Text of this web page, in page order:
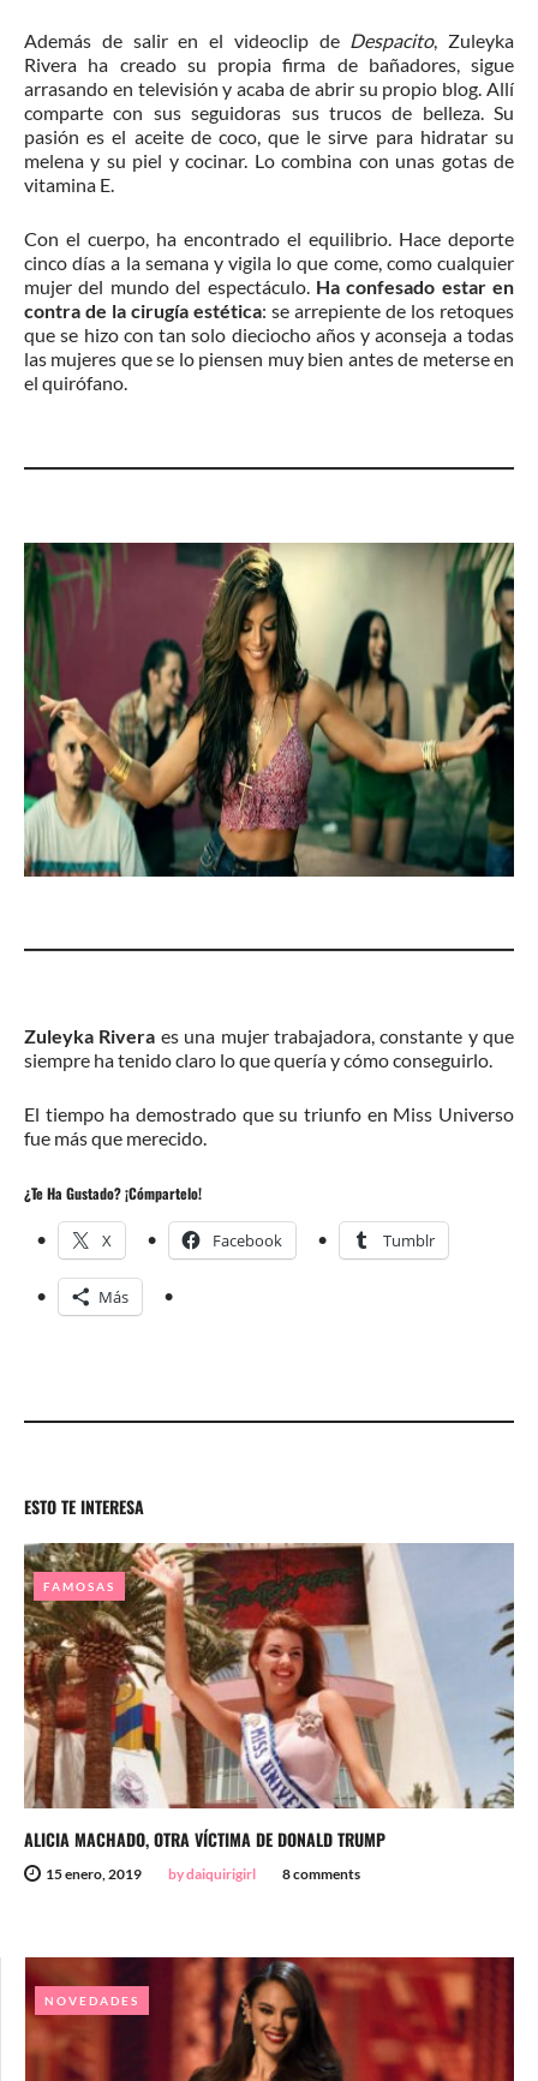
Además de salir en el videoclip de Despacito, Zuleyka
Rivera ha creado su propia firma de bañadores, sigue
arrasando en televisión y acaba de abrir su propio blog. Allí
comparte con sus seguidoras sus trucos de belleza. Su
pasión es el aceite de coco, que le sirve para hidratar su
melena y su piel y cocinar. Lo combina con unas gotas de
vitamina E.
Con el cuerpo, ha encontrado el equilibrio. Hace deporte
cinco días a la semana y vigila lo que come, como cualquier
mujer del mundo del espectáculo. Ha confesado estar en
contra de la cirugía estética: se arrepiente de los retoques
que se hizo con tan solo dieciocho años y aconseja a todas
las mujeres que se lo piensen muy bien antes de meterse en
el quirófano.
Zuleyka Rivera es una mujer trabajadora, constante y que
siempre ha tenido claro lo que quería y cómo conseguirlo.
El tiempo ha demostrado que su triunfo en Miss Universo
fue más que merecido.
¿Te Ha Gustado? ¡Cómpartelo!
X Facebook Tumblr
Más
ESTO TE INTERESA
ALICIA MACHADO, OTRA VÍCTIMA DE DONALD TRUMP
15 enero, 2019 by daiquirigirl 8 comments
FAMOSAS
NOVEDADES